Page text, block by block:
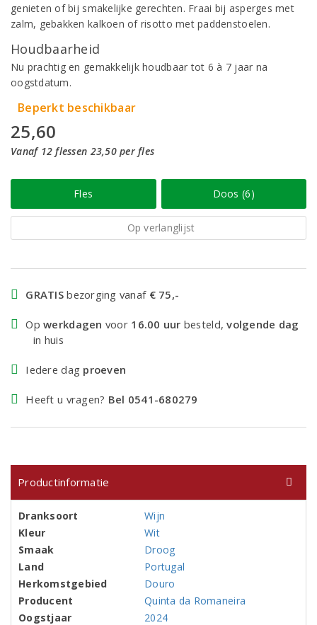
genieten of bij smakelijke gerechten. Fraai bij asperges met
zalm, gebakken kalkoen of risotto met paddenstoelen.
Houdbaarheid
Nu prachtig en gemakkelijk houdbaar tot 6 à 7 jaar na
oogstdatum.
Beperkt beschikbaar
25,60
Vanaf 12 flessen 23,50 per fles
Fles Doos (6)
Op verlanglijst
GRATIS bezorging vanaf € 75,-
Opwerkdagen voor 16.00 uur besteld,volgende dag
in huis
Iedere dag proeven
Heeft u vragen? Bel 0541-680279
Productinformatie
Dranksoort
Wijn
Kleur
Wit
Smaak
Droog
Land
Portugal
Herkomstgebied
Douro
Producent
Quinta da Romaneira
Oogstjaar
2024